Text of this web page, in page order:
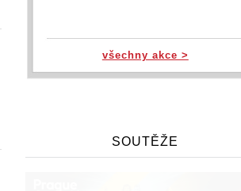
všechny akce >
SOUTĚŽE